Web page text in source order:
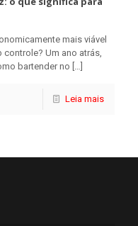
mais viável
Um ano atrás,
bartender no […]
Leia mais